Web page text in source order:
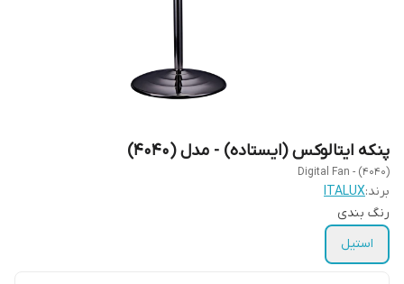
پنکه ایتالوکس (ایستاده) - مدل (4040)
Digital Fan - (4040)
برند:ITALUX
رنگ بندی
استیل